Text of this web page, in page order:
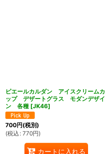
ピエールカルダン アイスクリームカ
ップ デザートグラス モダンデザイ
ン 各種 [JK46]
700円(税別)
(税込 : 770円)
カートに入れる